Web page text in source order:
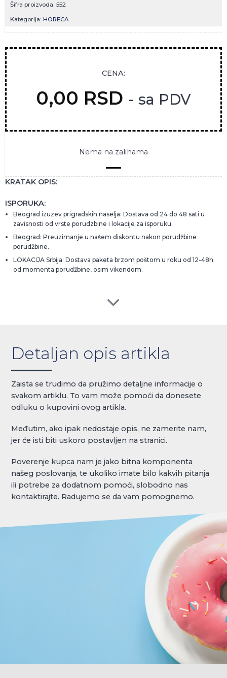
Šifra proizvoda: 552
Kategorija: HORECA
CENA:
0,00 RSD - sa PDV
Nema na zalihama
KRATAK OPIS:
ISPORUKA:
Beograd izuzev prigradskih naselja: Dostava od 24 do 48 sati u
zavisnosti od vrste porudzbine i lokacije za isporuku.
Beograd: Preuzimanje u našem diskontu nakon porudžbine
porudžbine.
LOKACIJA Srbija: Dostava paketa brzom poštom u roku od 12-48h
od momenta porudžbine, osim vikendom.
Detaljan opis artikla
Zaista se trudimo da pružimo detaljne informacije o
svakom artiklu. To vam može pomoći da donesete
odluku o kupovini ovog artikla.
Međutim, ako ipak nedostaje opis, ne zamerite nam,
jer će isti biti uskoro postavljen na stranici.
Poverenje kupca nam je jako bitna komponenta
našeg poslovanja, te ukoliko imate bilo kakvih pitanja
ili potrebe za dodatnom pomoći, slobodno nas
kontaktirajte. Radujemo se da vam pomognemo.